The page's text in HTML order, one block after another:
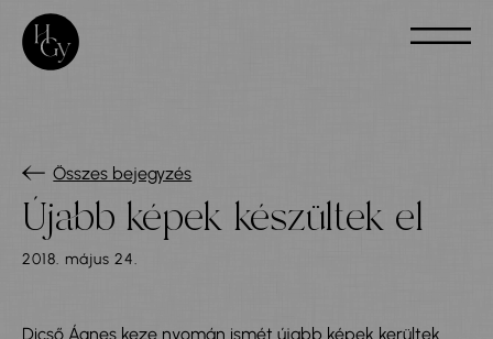
Összes bejegyzés
Újabb képek készültek el
2018. május 24.
Dicső Ágnes keze nyomán ismét újabb képek kerültek